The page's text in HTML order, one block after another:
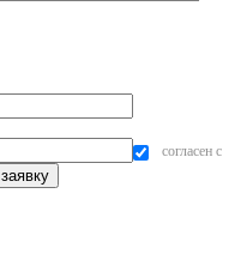
согласен с